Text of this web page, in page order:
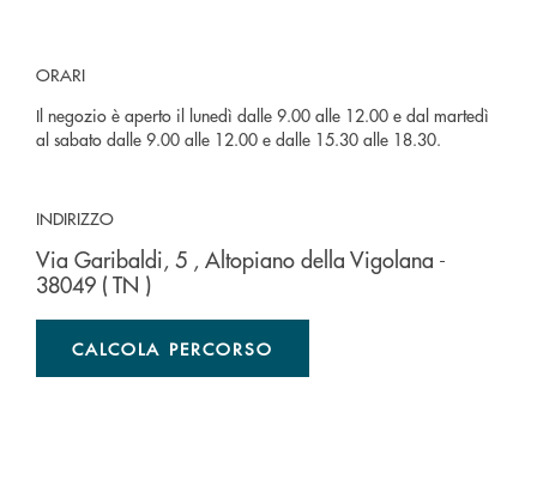
ORARI
Il negozio è aperto il lunedì dalle 9.00 alle 12.00 e dal martedì
al sabato dalle 9.00 alle 12.00 e dalle 15.30 alle 18.30.
INDIRIZZO
Via Garibaldi, 5 , Altopiano della Vigolana -
38049 ( TN )
CALCOLA PERCORSO